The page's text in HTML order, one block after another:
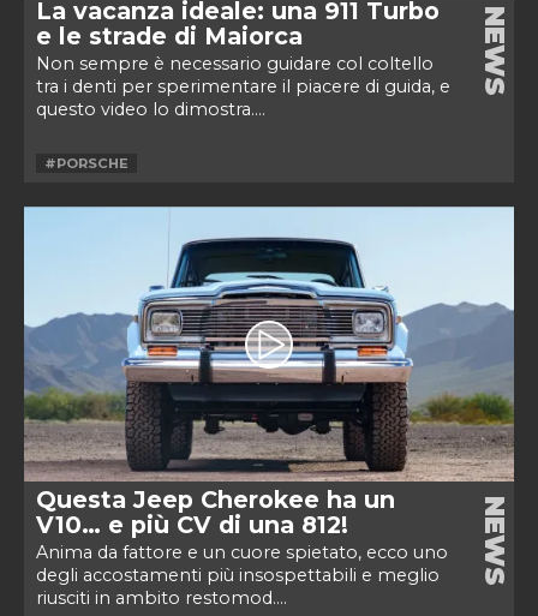
La vacanza ideale: una 911 Turbo
e le strade di Maiorca
Non sempre è necessario guidare col coltello
tra i denti per sperimentare il piacere di guida, e
questo video lo dimostra....
NEWS
#PORSCHE
Questa Jeep Cherokee ha un
V10… e più CV di una 812!
Anima da fattore e un cuore spietato, ecco uno
degli accostamenti più insospettabili e meglio
riusciti in ambito restomod....
NEWS